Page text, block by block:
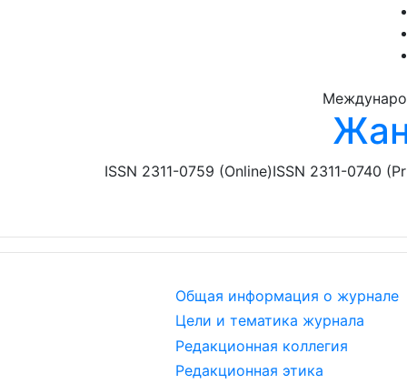
ISSN 2311-0759 (Online)ISSN 2311-0740
Общая информация о журнале
Цели и тематика журнала
Редакционная коллегия
Редакционная этика